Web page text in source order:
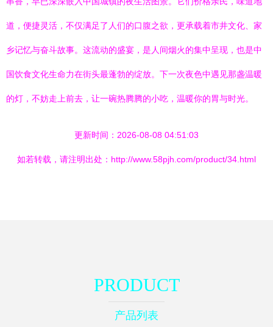
道，便捷灵活，不仅满足了人们的口腹之欲，更承载着市井文化、家
乡记忆与奋斗故事。这流动的盛宴，是人间烟火的集中呈现，也是中
国饮食文化生命力在街头最蓬勃的绽放。下一次夜色中遇见那盏温暖
的灯，不妨走上前去，让一碗热腾腾的小吃，温暖你的胃与时光。
更新时间：2026-08-08 04:51:03
如若转载，请注明出处：http://www.58pjh.com/product/34.html
PRODUCT
产品列表